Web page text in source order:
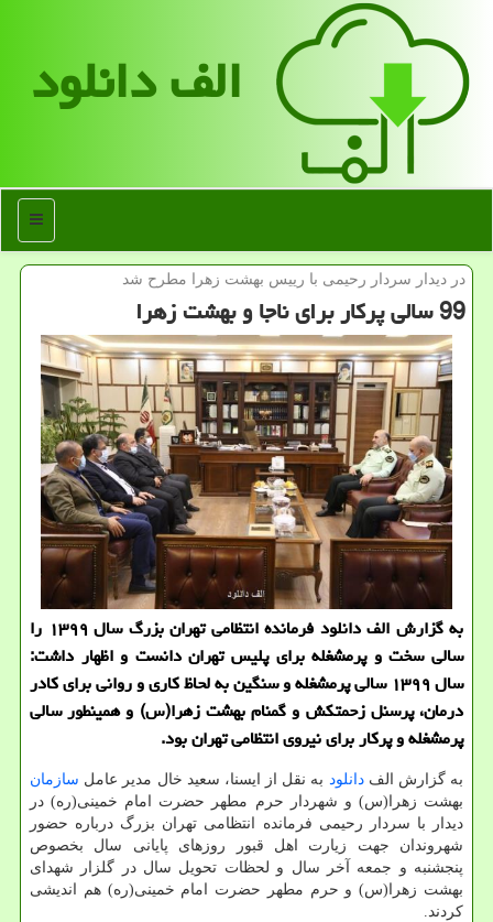
الف دانلود
منو
در دیدار سردار رحیمی با رییس بهشت زهرا مطرح شد
99 سالی پركار برای ناجا و بهشت زهرا
به گزارش الف دانلود فرمانده انتظامی تهران بزرگ سال ۱۳۹۹ را
سالی سخت و پرمشغله برای پلیس تهران دانست و اظهار داشت:
سال ۱۳۹۹ سالی پرمشغله و سنگین به لحاظ کاری و روانی برای کادر
درمان، پرسنل زحمتکش و گمنام بهشت زهرا(س) و همینطور سالی
پرمشغله و پرکار برای نیروی انتظامی تهران بود.
به گزارش الفدانلود به نقل از ایسنا، سعید خال مدیر عامل سازمان
بهشت زهرا(س) و شهردار حرم مطهر حضرت امام خمینی(ره) در
دیدار با سردار رحیمی فرمانده انتظامی تهران بزرگ درباره حضور
شهروندان جهت زیارت اهل قبور روزهای پایانی سال بخصوص
پنجشنبه و جمعه آخر سال و لحظات تحویل سال در گلزار شهدای
بهشت زهرا(س) و حرم مطهر حضرت امام خمینی(ره) هم اندیشی
کردند.